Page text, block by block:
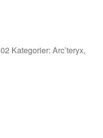
Kategorier: Arc’teryx,